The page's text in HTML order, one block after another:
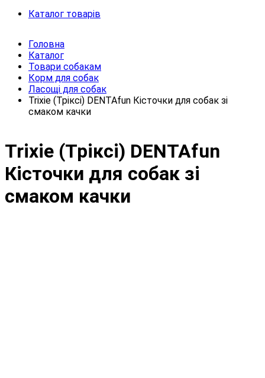
Каталог товарів
Головна
Каталог
Товари собакам
Корм для собак
Ласощі для собак
Trixie (Тріксі) DENTAfun Кісточки для собак зі
смаком качки
Trixie (Тріксі) DENTAfun
Кісточки для собак зі
смаком качки